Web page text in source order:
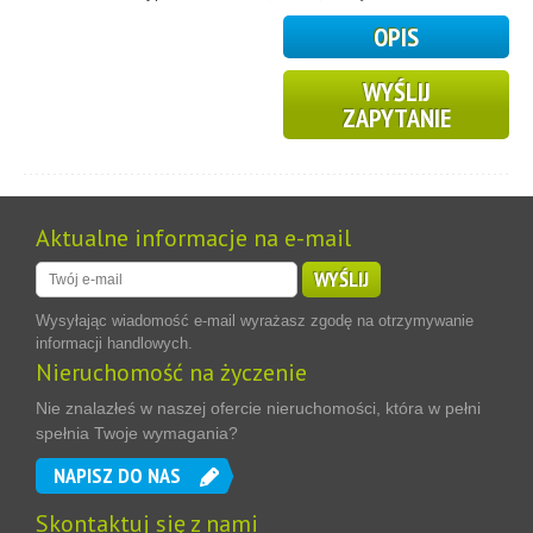
OPIS
WYŚLIJ
ZAPYTANIE
Aktualne informacje na e-mail
WYŚLIJ
Wysyłając wiadomość e-mail wyrażasz zgodę na otrzymywanie
informacji handlowych.
Nieruchomość na życzenie
Nie znalazłeś w naszej ofercie nieruchomości, która w pełni
spełnia Twoje wymagania?
NAPISZ DO NAS
Skontaktuj się z nami